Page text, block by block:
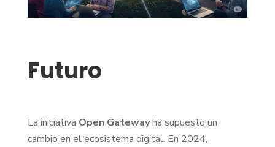
Futuro
La iniciativa Open Gatewayha supuesto un
cambio en el ecosistema digital. En 2024,